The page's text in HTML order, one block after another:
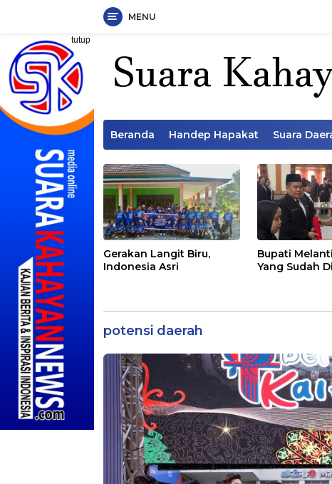
Langsung
konten
MENU
tutup
Beranda Handep Hapakat Suara
Gerakan Langit Biru,
Indonesia Asri
Bupati
Yang Sudah
potensi daerah